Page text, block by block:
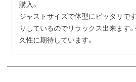
購入。
ジャストサイズで体型にピッタリで
りしているのでリラックス出来ます
久性に期待しています。